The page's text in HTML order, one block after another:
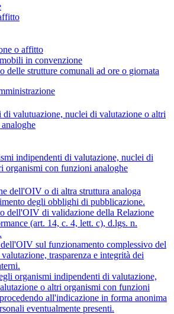
o affitto
in convenzione
delle strutture comunali ad ore o giornata
valutuazione, nuclei di valutazione o altri
indipendenti di valutazione, nuclei di
organismi con funzioni analoghe
dell'OIV o di altra struttura analoga
degli obblighi di pubblicazione.
dell'OIV di validazione della Relazione
(art. 14, c. 4, lett. c), d.lgs. n.
sul funzionamento complessivo del
trasparenza e integrità dei
organismi indipendenti di valutazione,
o altri organismi con funzioni
all'indicazione in forma anonima
eventualmente presenti.